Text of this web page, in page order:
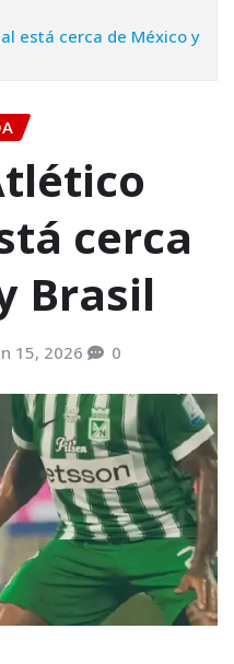
está cerca de México y
cerca
Brasil
15, 2026 0